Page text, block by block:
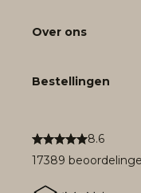
8.6
17389
Over ons
Bestellingen